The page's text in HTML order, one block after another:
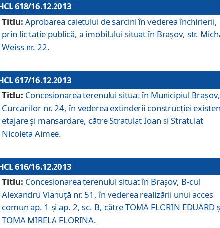
618/16.12.2013
Titlu: Aprobarea caietului de sarcini în vederea închirierii,
prin licitaţie publică, a imobilului situat în Braşov, str.
Weiss nr. 22.
617/16.12.2013
Titlu: Concesionarea terenului situat în Municipiul
Curcanilor nr. 24, în vederea extinderii construcţiei
etajare şi mansardare, către Stratulat Ioan şi Stratulat
Nicoleta Aimee.
616/16.12.2013
Titlu: Concesionarea terenului situat în Braşov, B-dul
Alexandru Vlahuţă nr. 51, în vederea realizării unui acces
comun ap. 1 şi ap. 2, sc. B, către TOMA FLORIN EDUARD
TOMA MIRELA FLORINA.